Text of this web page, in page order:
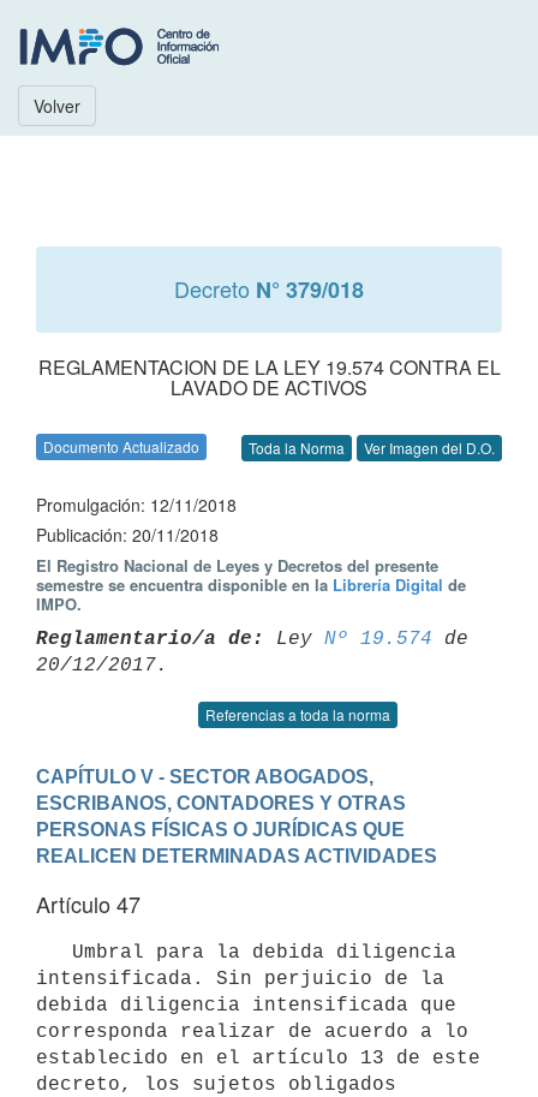
Volver
Decreto N° 379/018
REGLAMENTACION DE LA LEY 19.574 CONTRA EL
LAVADO DE ACTIVOS
Documento Actualizado Toda la Norma Ver Imagen del D.O.
Promulgación: 12/11/2018
Publicación: 20/11/2018
El Registro Nacional de Leyes y Decretos del presente
semestre se encuentra disponible en la Librería Digital de
IMPO.
Reglamentario/a de: Ley Nº 19.574 de
Referencias a toda la norma
CAPÍTULO V - SECTOR ABOGADOS,
ESCRIBANOS, CONTADORES Y OTRAS
PERSONAS FÍSICAS O JURÍDICAS QUE
REALICEN DETERMINADAS ACTIVIDADES
Artículo 47
intensificada. Sin perjuicio de la
debida diligencia intensificada que
corresponda realizar de acuerdo a lo
establecido en el artículo 13 de este
decreto, los sujetos obligados